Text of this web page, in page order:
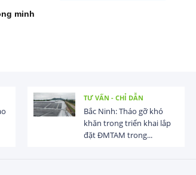
minh
TƯ VẤN - CHỈ DẪN
Bắc Ninh: Tháo gỡ khó
khăn trong triển khai lắp
đặt ĐMTAM trong...